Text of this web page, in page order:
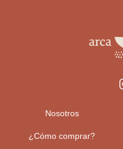
Nosotros
¿Cómo comprar?